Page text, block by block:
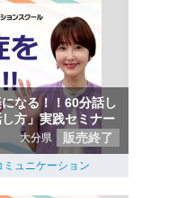
なる！！60分話し
方」実践セミナー
大分県 販売終了
ュニケーション